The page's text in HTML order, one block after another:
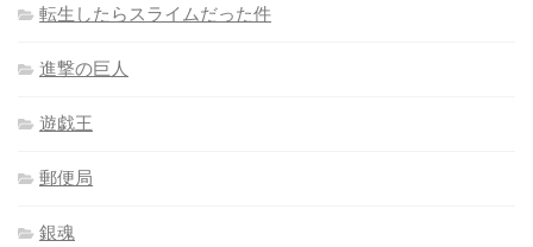
転生したらスライムだった件
進撃の巨人
遊戯王
郵便局
銀魂